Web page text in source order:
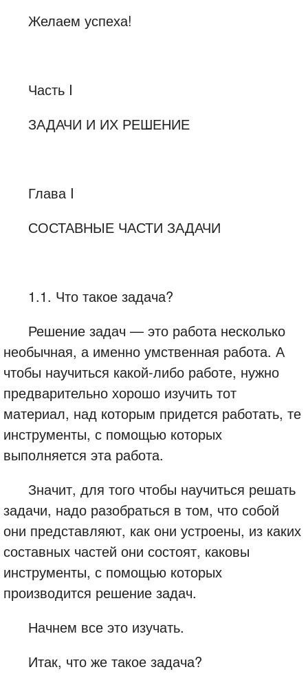
Желаем успеха!
Часть I
ЗАДАЧИ И ИХ РЕШЕНИЕ
Глава I
СОСТАВНЫЕ ЧАСТИ ЗАДАЧИ
1.1. Что такое задача?
Решение задач — это работа несколько
необычная, а именно умственная работа. А
чтобы научиться какой-либо работе, нужно
предварительно хорошо изучить тот
материал, над которым придется работать, те
инструменты, с помощью которых
выполняется эта работа.
Значит, для того чтобы научиться решать
задачи, надо разобраться в том, что собой
они представляют, как они устроены, из каких
составных частей они состоят, каковы
инструменты, с помощью которых
производится решение задач.
Начнем все это изучать.
Итак, что же такое задача?